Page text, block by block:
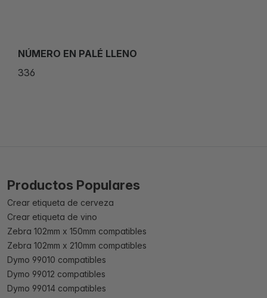
NÚMERO EN PALÉ LLENO
336
Productos Populares
Crear etiqueta de cerveza
Crear etiqueta de vino
Zebra 102mm x 150mm compatibles
Zebra 102mm x 210mm compatibles
Dymo 99010 compatibles
Dymo 99012 compatibles
Dymo 99014 compatibles